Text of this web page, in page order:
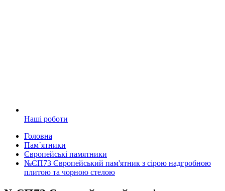
Наші роботи
Головна
Пам`ятники
Європейські памятники
№ЄП73 Європейський пам'ятник з сірою надгробною
плитою та чорною стелою